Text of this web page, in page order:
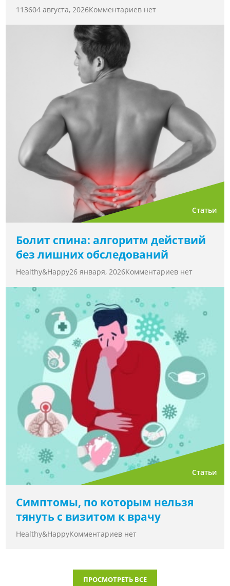
113604 августа, 2026Комментариев нет
Статьи
Болит спина: алгоритм действий
без лишних обследований
Healthy&Happy26 января, 2026Комментариев нет
Статьи
Симптомы, по которым нельзя
тянуть с визитом к врачу
Healthy&HappyКомментариев нет
ПРОСМОТРЕТЬ ВСЕ